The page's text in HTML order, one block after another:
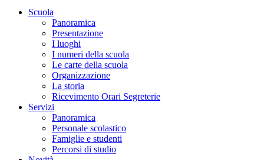
Scuola
Panoramica
Presentazione
I luoghi
I numeri della scuola
Le carte della scuola
Organizzazione
La storia
Ricevimento Orari Segreterie
Servizi
Panoramica
Personale scolastico
Famiglie e studenti
Percorsi di studio